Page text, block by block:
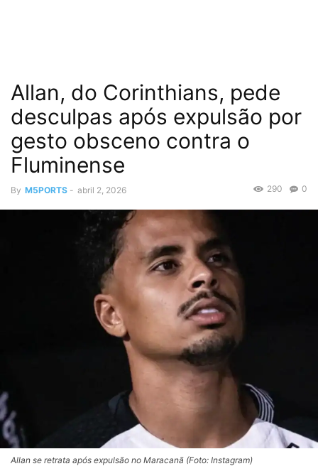
Allan, do Corinthians, pede
desculpas após expulsão por
gesto obsceno contra o
Fluminense
By M5PORTS - abril 2, 2026 0
290
Allan se retrata após expulsão no Maracanã (Foto: Instagram)